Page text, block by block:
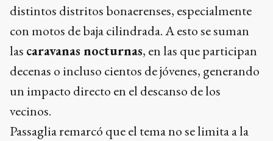
distintos distritos bonaerenses, especialmente
con motos de baja cilindrada. A esto se suman
las caravanas nocturnas, en las que participan
decenas o incluso cientos de jóvenes, generando
un impacto directo en el descanso de los
vecinos.
Passaglia remarcó que el tema no se limita a la